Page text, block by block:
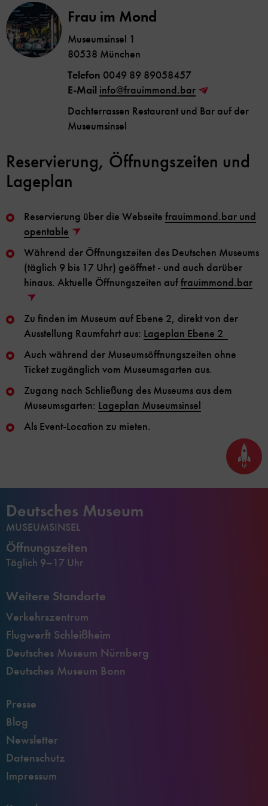
Frau im Mond
Museumsinsel 1
80538 München
Telefon 0049 89 89058457
E-Mail info@frauimmond.bar
Dachterrassen Restaurant und Bar auf der
Museumsinsel
Reservierung, Öffnungszeiten und
Lageplan
Reservierung über die Webseite frauimmond.bar und
opentable
Während der Öffnungszeiten des Deutschen Museums
(täglich 9 bis 17 Uhr) geöffnet - und auch darüber
hinaus. Aktuelle Öffnungszeiten auffrauimmond.bar
Zu finden im Museum auf Ebene 2, direkt von der
Ausstellung Raumfahrt aus: Lageplan Ebene 2
Auch während der Museumsöffnungszeiten ohne
Ticket zugänglich vom Museumsgarten aus.
Zugang nach Schließung des Museums aus dem
Museumsgarten: Lageplan Museumsinsel
Als Event-Location zu mieten.
Seite
nach
oben
Deutsches Museum
MUSEUMSINSEL
Öffnungszeiten
Täglich 9–17 Uhr
Weitere Standorte
Verkehrszentrum
Flugwerft Schleißheim
Deutsches Museum Nürnberg
Deutsches Museum Bonn
Presse
Blog
Newsletter
Datenschutz
Impressum